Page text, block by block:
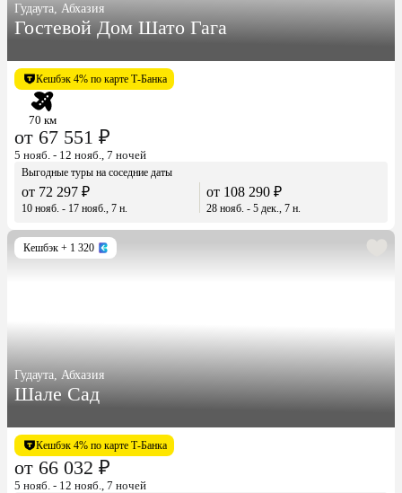
Гудаута, Абхазия
Гостевой Дом Шато Гага
Кешбэк 4% по карте Т-Банка
70 км
от 67 551 ₽
5 нояб. - 12 нояб., 7 ночей
Выгодные туры на соседние даты
от 72 297 ₽
10 нояб. - 17 нояб., 7 н.
от 108 290 ₽
28 нояб. - 5 дек., 7 н.
Кешбэк + 1 320
Гудаута, Абхазия
Шале Сад
Кешбэк 4% по карте Т-Банка
от 66 032 ₽
5 нояб. - 12 нояб., 7 ночей